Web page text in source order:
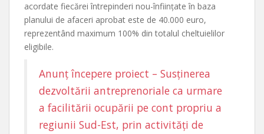
acordate fiecărei întrepinderi nou-înființate în baza
planului de afaceri aprobat este de 40.000 euro,
reprezentând maximum 100% din totalul cheltuielilor
eligibile.
Anunț începere proiect – Susținerea
dezvoltării antreprenoriale ca urmare
a facilitării ocupării pe cont propriu a
regiunii Sud-Est, prin activități de